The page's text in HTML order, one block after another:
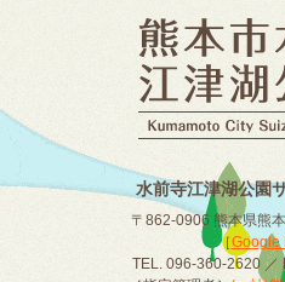
水前寺江津湖公園
〒862-0906 熊本県熊
［Google
TEL. 096-360-2620 ／